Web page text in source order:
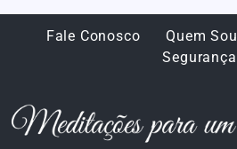
Fale Conosco Quem Sou
Segurança